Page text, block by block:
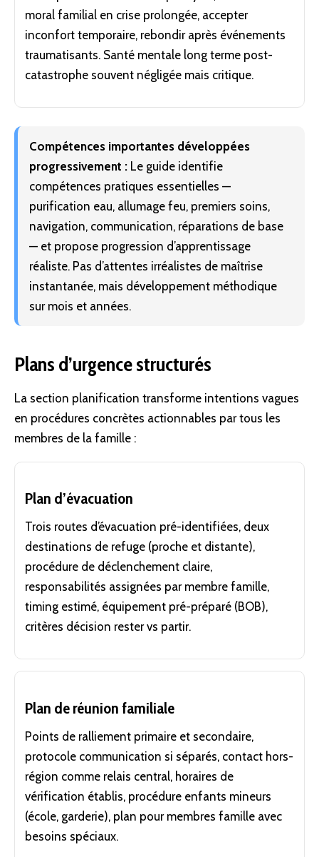
moral familial en crise prolongée, accepter
inconfort temporaire, rebondir après événements
traumatisants. Santé mentale long terme post-
catastrophe souvent négligée mais critique.
Compétences importantes développées
progressivement : Le guide identifie
compétences pratiques essentielles —
purification eau, allumage feu, premiers soins,
navigation, communication, réparations de base
— et propose progression d’apprentissage
réaliste. Pas d’attentes irréalistes de maîtrise
instantanée, mais développement méthodique
sur mois et années.
Plans d’urgence structurés
La section planification transforme intentions vagues
en procédures concrètes actionnables par tous les
membres de la famille :
Plan d’évacuation
Trois routes d’évacuation pré-identifiées, deux
destinations de refuge (proche et distante),
procédure de déclenchement claire,
responsabilités assignées par membre famille,
timing estimé, équipement pré-préparé (BOB),
critères décision rester vs partir.
Plan de réunion familiale
Points de ralliement primaire et secondaire,
protocole communication si séparés, contact hors-
région comme relais central, horaires de
vérification établis, procédure enfants mineurs
(école, garderie), plan pour membres famille avec
besoins spéciaux.